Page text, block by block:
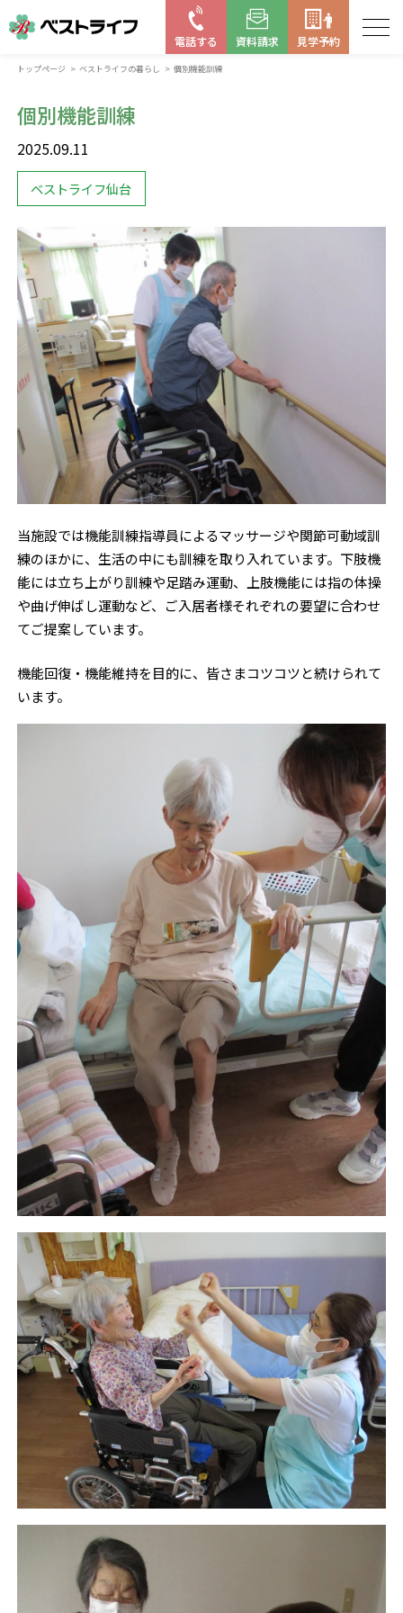
電話する 資料請求 見学予約
トップページ ベストライフの暮らし 個別機能訓練
個別機能訓練
2025.09.11
ベストライフ仙台
当施設では機能訓練指導員によるマッサージや関節可動域訓
練のほかに、生活の中にも訓練を取り入れています。下肢機
能には立ち上がり訓練や足踏み運動、上肢機能には指の体操
や曲げ伸ばし運動など、ご入居者様それぞれの要望に合わせ
てご提案しています。
機能回復・機能維持を目的に、皆さまコツコツと続けられて
います。